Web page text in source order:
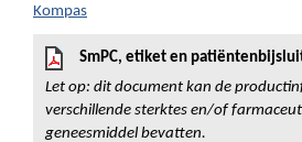
Kompas
SmPC, etiket en
Let op: dit document kan de
verschillende sterktes en/of
geneesmiddel bevatten.